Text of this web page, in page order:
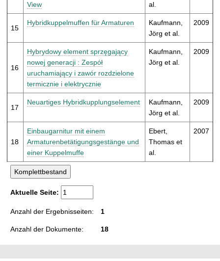
View
al.
15
Hybridkuppelmuffen für Armaturen
Kaufmann,
Jörg et al.
2009
16
Hybrydowy element sprzęgający
nowej generacji : Zespół
uruchamiający i zawór rozdzielone
termicznie i elektrycznie
Kaufmann,
Jörg et al.
2009
17
Neuartiges Hybridkupplungselement
Kaufmann,
Jörg et al.
2009
18
Einbaugarnitur mit einem
Armaturenbetätigungsgestänge und
einer Kuppelmuffe
Ebert,
Thomas et
al.
2007
Aktuelle Seite:
Anzahl der Ergebnisseiten: 1
Anzahl der Dokumente: 18